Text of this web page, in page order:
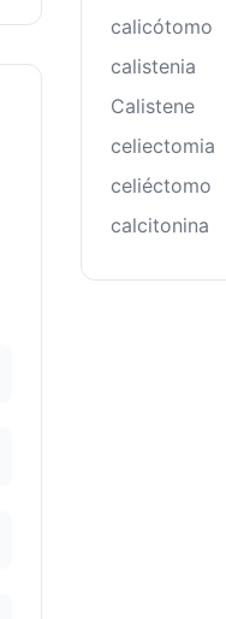
calicótomo
calistenia
Calistene
celiectomia
celiéctomo
calcitonina